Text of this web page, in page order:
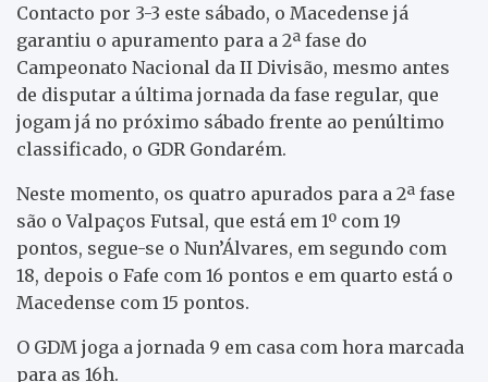
Contacto por 3-3 este sábado, o Macedense já
garantiu o apuramento para a 2ª fase do
Campeonato Nacional da II Divisão, mesmo antes
de disputar a última jornada da fase regular, que
jogam já no próximo sábado frente ao penúltimo
classificado, o GDR Gondarém.
Neste momento, os quatro apurados para a 2ª fase
são o Valpaços Futsal, que está em 1º com 19
pontos, segue-se o Nun’Álvares, em segundo com
18, depois o Fafe com 16 pontos e em quarto está o
Macedense com 15 pontos.
O GDM joga a jornada 9 em casa com hora marcada
para as 16h.